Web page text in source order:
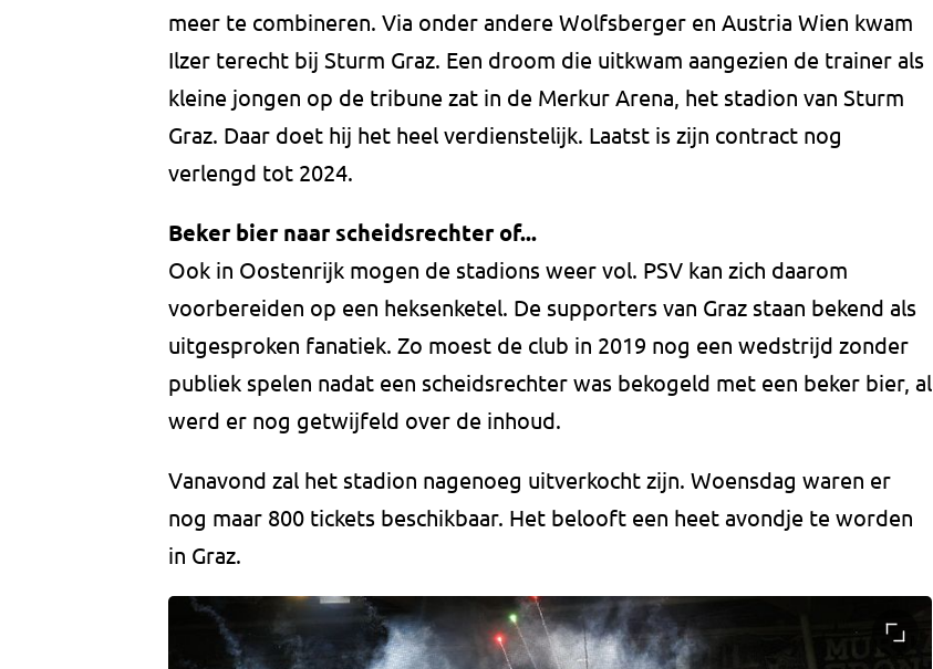
meer te combineren. Via onder andere Wolfsberger en Austria Wien kwam
Ilzer terecht bij Sturm Graz. Een droom die uitkwam aangezien de trainer als
kleine jongen op de tribune zat in de Merkur Arena, het stadion van Sturm
Graz. Daar doet hij het heel verdienstelijk. Laatst is zijn contract nog
verlengd tot 2024.
Beker bier naar scheidsrechter of...
Ook in Oostenrijk mogen de stadions weer vol. PSV kan zich daarom
voorbereiden op een heksenketel. De supporters van Graz staan bekend als
uitgesproken fanatiek. Zo moest de club in 2019 nog een wedstrijd zonder
publiek spelen nadat een scheidsrechter was bekogeld met een beker bier, al
werd er nog getwijfeld over de inhoud.
Vanavond zal het stadion nagenoeg uitverkocht zijn. Woensdag waren er
nog maar 800 tickets beschikbaar. Het belooft een heet avondje te worden
in Graz.